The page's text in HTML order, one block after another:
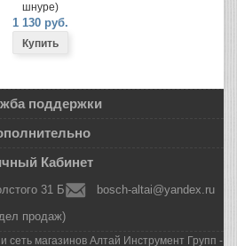
шнуре)
1 130 руб.
поддержки
Кабинет
31 Б
bosch-altai@yandex.ru
продаж)
сеть магазинов Алтай Инструмент Групп -